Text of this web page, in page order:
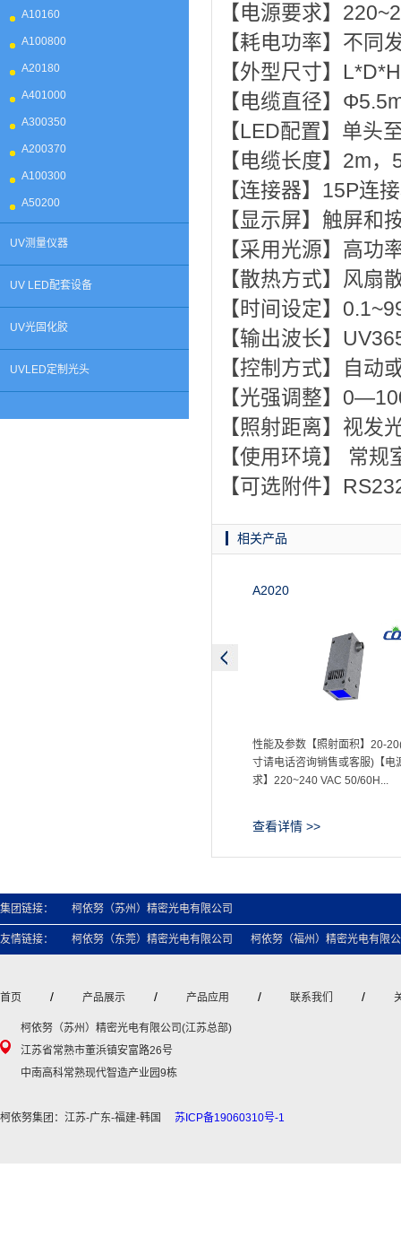
A10160
A100800
A20180
A401000
A300350
A200370
A100300
A50200
UV测量仪器
UV LED配套设备
UV光固化胶
UVLED定制光头
【电源要求】
【耗电功率】不同
【外型尺寸】
【电缆直径】
【LED配置】单头
【电缆长度】2m，
【连接器】15P连
【显示屏】触屏和
【采用光源】高功
【散热方式】风扇
【时间设定】
【输出波长】
【控制方式】自动
【光强调整】
【照射距离】视发
【使用环境】 常
【可选附件】
相关产品
A2020
性能及参数【照射面积】20-
寸请电话咨询销售或客服)【电
求】220~240 VAC 50/60H...
查看详情 >>
集团链接： 柯依努（苏州）精密光电有限公司
友情链接： 柯依努（东莞）精密光电有限公司 柯依努（福州）精密光电有限
首页 / 产品展示 / 产品应用 / 联系我们 /
柯依努（苏州）精密光电有限公司(江苏总部)
江苏省常熟市董浜镇安富路26号
中南高科常熟现代智造产业园9栋
柯依努集团：江苏-广东-福建-韩国 苏ICP备19060310号-1